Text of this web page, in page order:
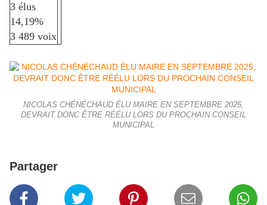
3 élus
14,19%
3 489 voix
NICOLAS CHÉNÉCHAUD ÉLU MAIRE EN SEPTEMBRE 2025,
DEVRAIT DONC ÊTRE RÉÉLU LORS DU PROCHAIN CONSEIL
MUNICIPAL
Partager